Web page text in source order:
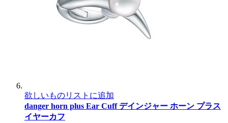
欲しいものリストに追加
danger horn plus Ear Cuffデインジャー ホーン プラス
イヤーカフ